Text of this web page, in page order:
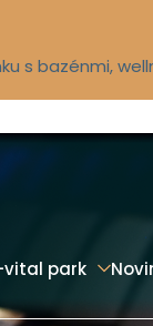
s bazénmi,
park